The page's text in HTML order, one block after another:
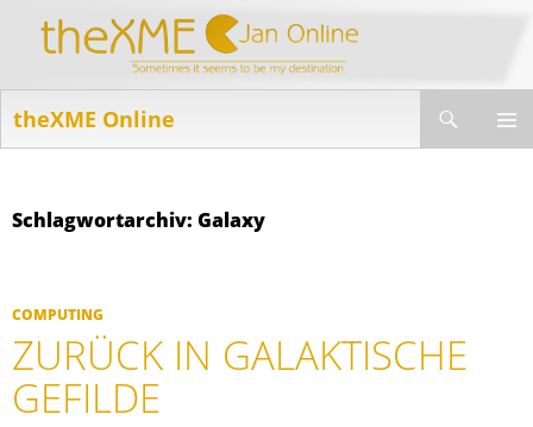
theXME Online
Schlagwortarchiv: Galaxy
COMPUTING
ZURÜCK IN GALAKTISCHE
GEFILDE